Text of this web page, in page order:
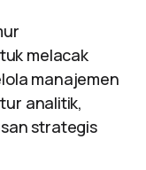
melacak
manajemen
analitik,
strategis